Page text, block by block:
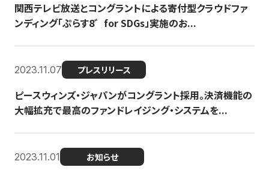
関西テレビ放送とコングラントによる寄付型クラウドファ
ンディング「ぷらす8゛for SDGs」実施のお...
2023.11.07 プレスリリース
ピースウィンズ・ジャパンがコングラント採用。決済機能の
大幅拡充で最高のファンドレイジング・システムを...
2023.11.01 お知らせ